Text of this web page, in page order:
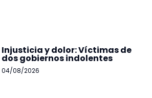
Injusticia y dolor: Víctimas de
dos gobiernos indolentes
04/08/2026